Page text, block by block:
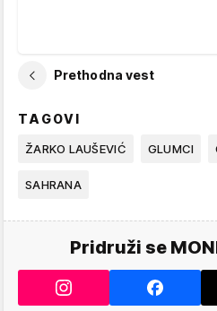
Prethodna vest
TAGOVI
ŽARKO LAUŠEVIĆ GLUMCI
SAHRANA
Pridruži se